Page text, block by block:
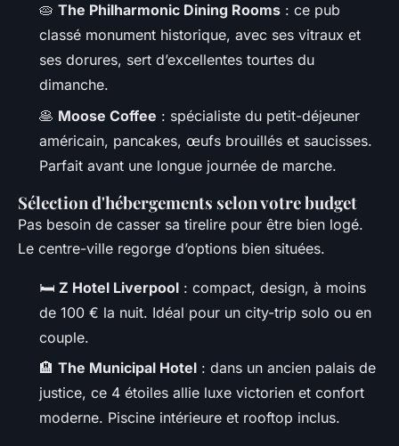
🥧 The Philharmonic Dining Rooms : ce pub
classé monument historique, avec ses vitraux et
ses dorures, sert d’excellentes tourtes du
dimanche.
🥞 Moose Coffee : spécialiste du petit-déjeuner
américain, pancakes, œufs brouillés et saucisses.
Parfait avant une longue journée de marche.
Sélection d'hébergements selon votre budget
Pas besoin de casser sa tirelire pour être bien logé.
Le centre-ville regorge d’options bien situées.
🛏️ Z Hotel Liverpool : compact, design, à moins
de 100 € la nuit. Idéal pour un city-trip solo ou en
couple.
🏨 The Municipal Hotel : dans un ancien palais de
justice, ce 4 étoiles allie luxe victorien et confort
moderne. Piscine intérieure et rooftop inclus.